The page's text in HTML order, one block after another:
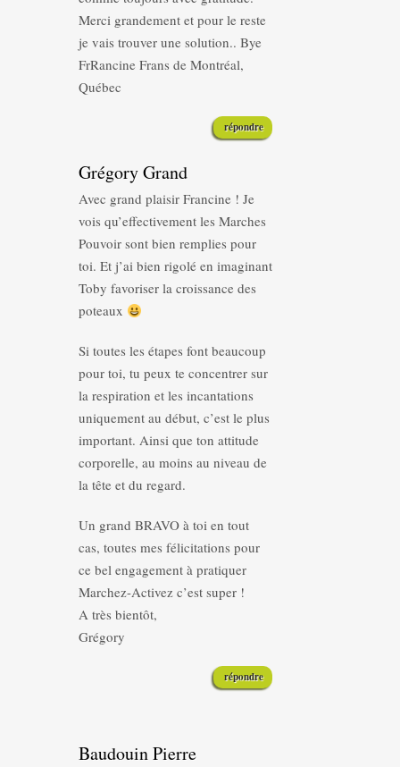
Merci grandement et pour le reste
je vais trouver une solution.. Bye
FrRancine Frans de Montréal,
Québec
répondre
Grégory Grand
Avec grand plaisir Francine ! Je
vois qu’effectivement les Marches
Pouvoir sont bien remplies pour
toi. Et j’ai bien rigolé en imaginant
Toby favoriser la croissance des
poteaux
Si toutes les étapes font beaucoup
pour toi, tu peux te concentrer sur
la respiration et les incantations
uniquement au début, c’est le plus
important. Ainsi que ton attitude
corporelle, au moins au niveau de
la tête et du regard.
Un grand BRAVO à toi en tout
cas, toutes mes félicitations pour
ce bel engagement à pratiquer
Marchez-Activez c’est super !
A très bientôt,
Grégory
répondre
Baudouin Pierre